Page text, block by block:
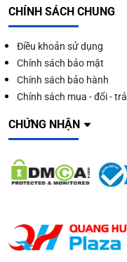
CHÍNH SÁCH CHUNG
Điều khoản sử dụng
Chính sách bảo mật
Chính sách bảo hành
Chính sách mua - đổi - trả
CHỨNG NHẬN